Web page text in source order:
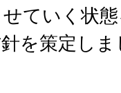
ていく状
を策定し